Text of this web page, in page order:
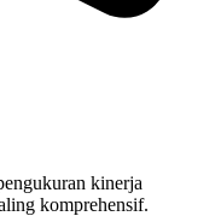
kinerja
komprehensif.